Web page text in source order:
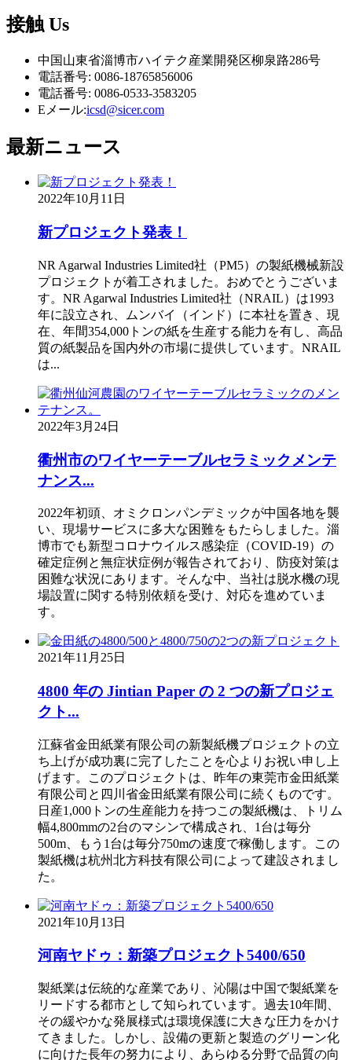
接触 Us
中国山東省淄博市ハイテク産業開発区柳泉路286号
電話番号: 0086-18765856006
電話番号: 0086-0533-3583205
Eメール:icsd@sicer.com
最新ニュース
2022年10月11日
新プロジェクト発表！
NR Agarwal Industries Limited社（PM5）の製紙機械新設
プロジェクトが着工されました。おめでとうございま
す。NR Agarwal Industries Limited社（NRAIL）は1993
年に設立され、ムンバイ（インド）に本社を置き、現
在、年間354,000トンの紙を生産する能力を有し、高品
質の紙製品を国内外の市場に提供しています。NRAIL
は...
2022年3月24日
衢州市のワイヤーテーブルセラミックメンテ
ナンス...
2022年初頭、オミクロンパンデミックが中国各地を襲
い、現場サービスに多大な困難をもたらしました。淄
博市でも新型コロナウイルス感染症（COVID-19）の
確定症例と無症状症例が報告されており、防疫対策は
困難な状況にあります。そんな中、当社は脱水機の現
場設置に関する特別依頼を受け、対応を進めていま
す。
2021年11月25日
4800 年の Jintian Paper の 2 つの新プロジェ
クト...
江蘇省金田紙業有限公司の新製紙機プロジェクトの立
ち上げが成功裏に完了したことを心よりお祝い申し上
げます。このプロジェクトは、昨年の東莞市金田紙業
有限公司と四川省金田紙業有限公司に続くものです。
日産1,000トンの生産能力を持つこの製紙機は、トリム
幅4,800mmの2台のマシンで構成され、1台は毎分
500m、もう1台は毎分750mの速度で稼働します。この
製紙機は杭州北方科技有限公司によって建設されまし
た。
2021年10月13日
河南ヤドゥ：新築プロジェクト5400/650
製紙業は伝統的な産業であり、沁陽は中国で製紙業を
リードする都市として知られています。過去10年間、
その緩やかな発展様式は環境保護に大きな圧力をかけ
てきました。しかし、設備の更新と製造のグリーン化
に向けた長年の努力により、あらゆる分野で品質の向